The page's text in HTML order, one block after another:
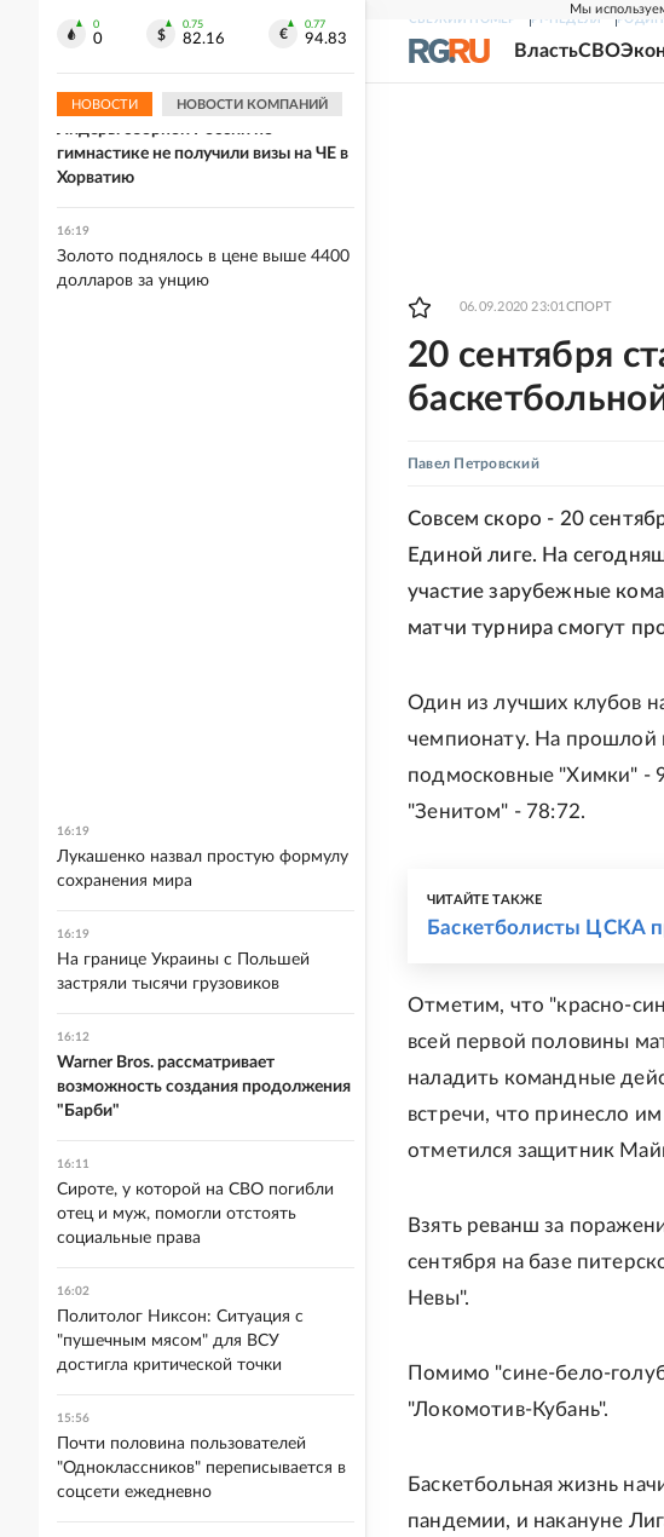
Мы
СВЕЖИЙ НОМЕР РГ-НЕДЕЛЯ
ВластьСВО
06.09.2020 23:01 СПОРТ
20 сентября
Павел Петровский
Совсем скоро - 20
Единой лиге. На
участие зарубежные
матчи турнира смогут
Один из лучших клубов
чемпионату. На прошлой
подмосковные "Химки" -
"Зенитом" - 78:72.
ЧИТАЙТЕ ТАКЖЕ
Баскетболисты ЦСКА
Отметим, что "красно-
всей первой половины
наладить командные
встречи, что принесло
отметился защитник
Взять реванш за
сентября на базе
Невы".
Помимо "сине-бело-
"Локомотив-Кубань".
Баскетбольная жизнь
пандемии, и накануне
0
0
0.75
82.16
0.77
94.83
НОВОСТИ НОВОСТИ КОМПАНИЙ
FT: Лидеры стран ЕС опасаются, что
16:32
Лидеры сборной России по
гимнастике не получили визы на ЧЕ в
Хорватию
16:19
Золото поднялось в цене выше 4400
долларов за унцию
16:19
Лукашенко назвал простую формулу
сохранения мира
16:19
На границе Украины с Польшей
застряли тысячи грузовиков
16:12
Warner Bros. рассматривает
возможность создания продолжения
"Барби"
16:11
Сироте, у которой на СВО погибли
отец и муж, помогли отстоять
социальные права
16:02
Политолог Никсон: Ситуация с
"пушечным мясом" для ВСУ
достигла критической точки
15:56
Почти половина пользователей
"Одноклассников" переписывается в
соцсети ежедневно